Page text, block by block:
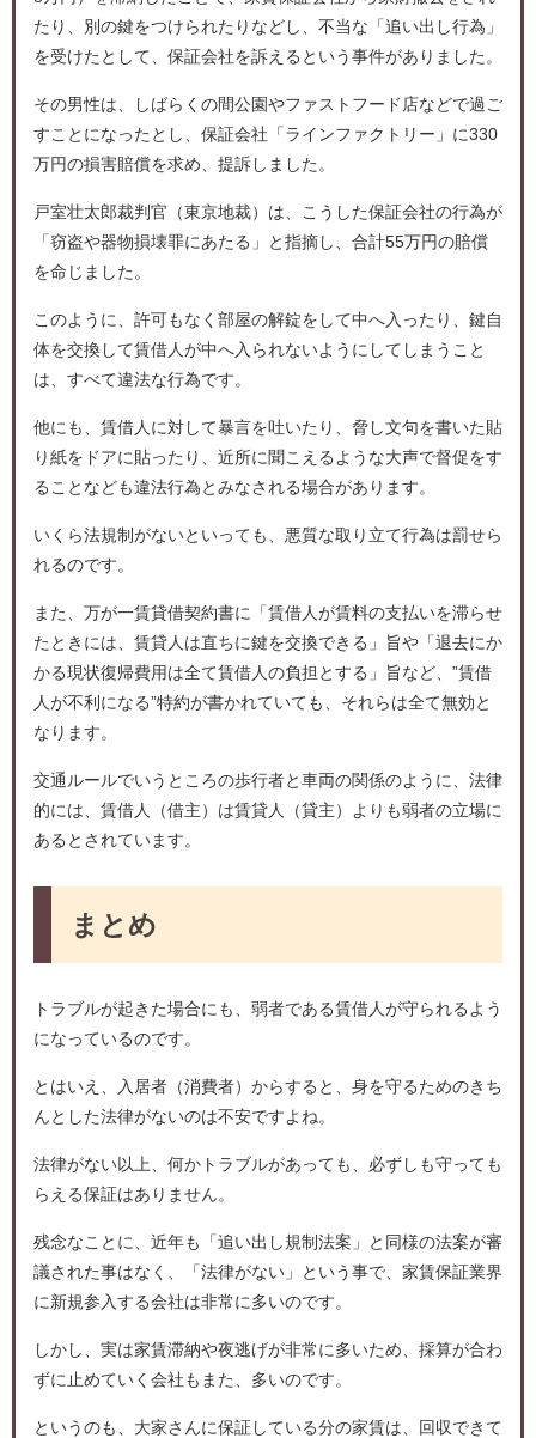
たり、別の鍵をつけられたりなどし、不当な「追い出し行為」
を受けたとして、保証会社を訴えるという事件がありました。
その男性は、しばらくの間公園やファストフード店などで過ご
すことになったとし、保証会社「ラインファクトリー」に330
万円の損害賠償を求め、提訴しました。
戸室壮太郎裁判官（東京地裁）は、こうした保証会社の行為が
「窃盗や器物損壊罪にあたる」と指摘し、合計55万円の賠償
を命じました。
このように、許可もなく部屋の解錠をして中へ入ったり、鍵自
体を交換して賃借人が中へ入られないようにしてしまうこと
は、すべて違法な行為です。
他にも、賃借人に対して暴言を吐いたり、脅し文句を書いた貼
り紙をドアに貼ったり、近所に聞こえるような大声で督促をす
ることなども違法行為とみなされる場合があります。
いくら法規制がないといっても、悪質な取り立て行為は罰せら
れるのです。
また、万が一賃貸借契約書に「賃借人が賃料の支払いを滞らせ
たときには、賃貸人は直ちに鍵を交換できる」旨や「退去にか
かる現状復帰費用は全て賃借人の負担とする」旨など、”賃借
人が不利になる”特約が書かれていても、それらは全て無効と
なります。
交通ルールでいうところの歩行者と車両の関係のように、法律
的には、賃借人（借主）は賃貸人（貸主）よりも弱者の立場に
あるとされています。
まとめ
トラブルが起きた場合にも、弱者である賃借人が守られるよう
になっているのです。
とはいえ、入居者（消費者）からすると、身を守るためのきち
んとした法律がないのは不安ですよね。
法律がない以上、何かトラブルがあっても、必ずしも守っても
らえる保証はありません。
残念なことに、近年も「追い出し規制法案」と同様の法案が審
議された事はなく、「法律がない」という事で、家賃保証業界
に新規参入する会社は非常に多いのです。
しかし、実は家賃滞納や夜逃げが非常に多いため、採算が合わ
ずに止めていく会社もまた、多いのです。
というのも、大家さんに保証している分の家賃は、回収できて